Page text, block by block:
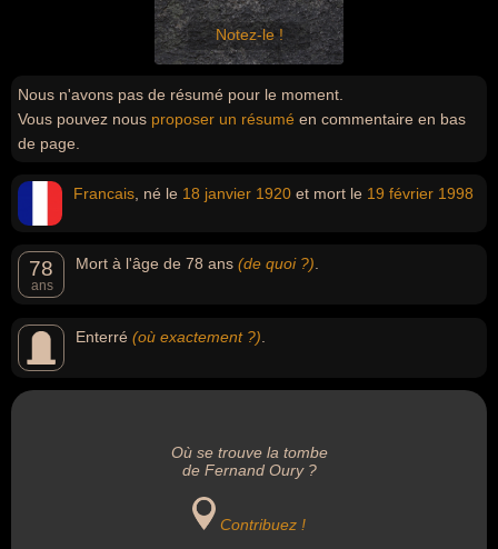
Notez-le !
Nous n'avons pas de résumé pour le moment.
Vous pouvez nous proposer un résumé en commentaire en bas
de page.
Francais , né le 18 janvier 1920 et mort le 19 février 1998
78
ans
Mort à l'âge de 78 ans (de quoi ?)
Enterré (où exactement ?)
Où se trouve la tombe
de Fernand Oury ?
Contribuez !